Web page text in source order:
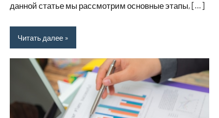
данной статье мы рассмотрим основные этапы, […]
Читать далее